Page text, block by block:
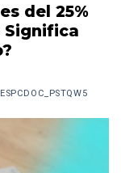
del 25%
Significa